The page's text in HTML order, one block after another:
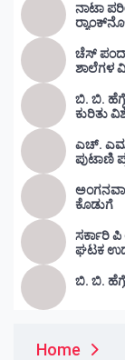
ನಾಟಾ
ಚೆಸ್ ಪಂದ್ಯಾಟ :
ಶಾಲೆಗಳ
ಬಿ. ಬಿ.
ಕುರಿತು
ಎಚ್.
ಪುಟಾಣಿ
ಕೊಡುಗೆ
ಸರ್ಕಾರಿ
ಘಟಕ
ಬಿ. ಬಿ.
Home